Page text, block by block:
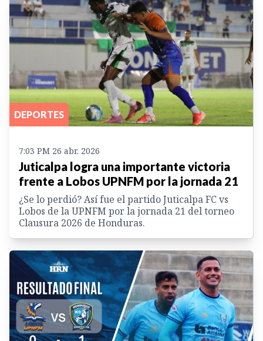
DEPORTES
7:03 PM 26 abr. 2026
Juticalpa logra una importante victoria
frente a Lobos UPNFM por la jornada 21
¿Se lo perdió? Así fue el partido Juticalpa FC vs
Lobos de la UPNFM por la jornada 21 del torneo
Clausura 2026 de Honduras.